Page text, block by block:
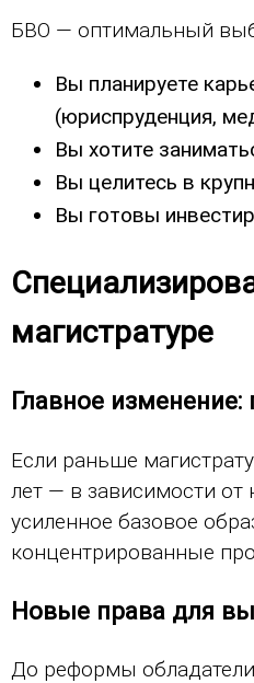
БВО — оптимальный
Вы планируете
(юриспруденция,
Вы хотите
Вы целитесь в
Вы готовы
магистратуре
Главное
Если раньше
лет — в зависимости от
усиленное базовое
концентрированные
Новые права для
До реформы